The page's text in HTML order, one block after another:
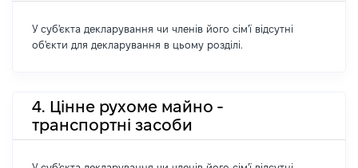
У суб'єкта декларування чи членів його сім'ї відсутні
об'єкти для декларування в цьому розділі.
4. Цінне рухоме майно -
транспортні засоби